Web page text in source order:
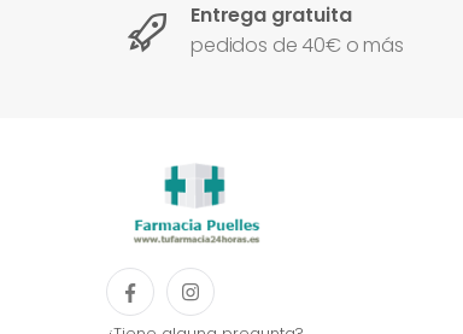
Entrega gratuita
pedidos de 40€ o más